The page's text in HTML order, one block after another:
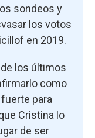
sondeos y
los votos
en 2019.
los últimos
como
para
Cristina lo
de ser